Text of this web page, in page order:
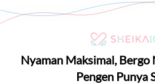
Nyaman Maksimal, Bergo
Pengen Punya